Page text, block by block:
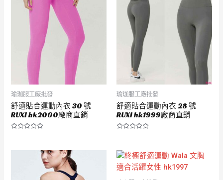
瑜珈服工廠批發
舒適貼合運動內衣 30 號
RUXI hk2000廠商直銷
瑜珈服工廠批發
舒適貼合運動內衣 28 號
RUXI hk1999廠商直銷
滿
分
5